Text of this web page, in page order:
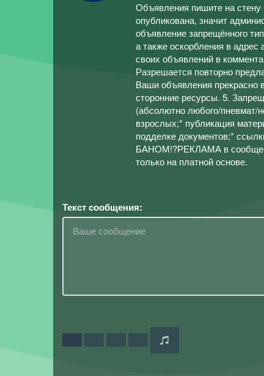
Объявления пишите на
опубликована, значит
объявление запрещённого
а также оскорбления в
своих объявлений в
Разрешается повторно
Ваши объявления прекрасно
сторонние ресурсы. 5.
(абсолютно любого/пневмат/
взрослых;* пyбликация
подделке докyментов;*
БАНОМ!?РЕКЛАМА в
только на платной основе.
Текст сообщения: